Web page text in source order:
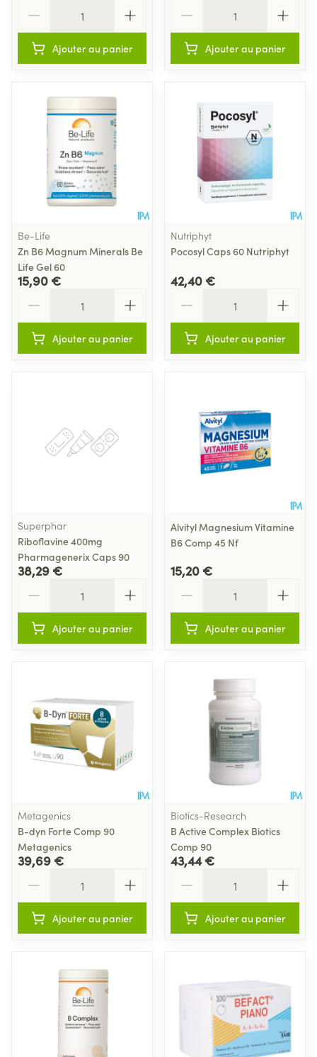
Ajouter au panier Ajouter au panier
Be-Life
Zn B6 Magnum Minerals Be
Life Gel 60
15,90 €
Ajouter au panier
Nutriphyt
Pocosyl Caps 60 Nutriphyt
42,40 €
Ajouter au panier
Superphar
Riboflavine 400mg
Pharmagenerix Caps 90
38,29 €
Ajouter au panier
Alvityl Magnesium Vitamine
B6 Comp 45 Nf
15,20 €
Ajouter au panier
Metagenics
B-dyn Forte Comp 90
Metagenics
39,69 €
Ajouter au panier
Biotics-Research
B Active Complex Biotics
Comp 90
43,44 €
Ajouter au panier